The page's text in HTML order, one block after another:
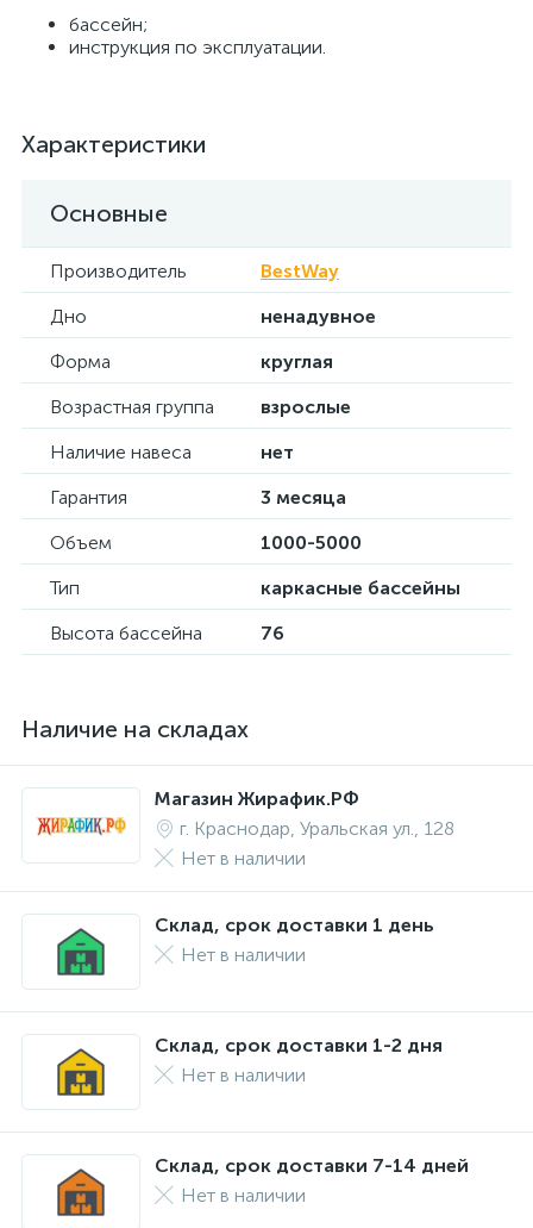
бассейн;
инструкция по эксплуатации.
Характеристики
Основные
Производитель
BestWay
Дно
ненадувное
Форма
круглая
Возрастная группа
взрослые
Наличие навеса
нет
Гарантия
3 месяца
Объем
1000-5000
Тип
каркасные бассейны
Высота бассейна
76
Наличие на складах
Магазин Жирафик.РФ
г. Краснодар, Уральская ул., 128
Нет в наличии
Склад, срок доставки 1 день
Нет в наличии
Склад, срок доставки 1-2 дня
Нет в наличии
Склад, срок доставки 7-14 дней
Нет в наличии